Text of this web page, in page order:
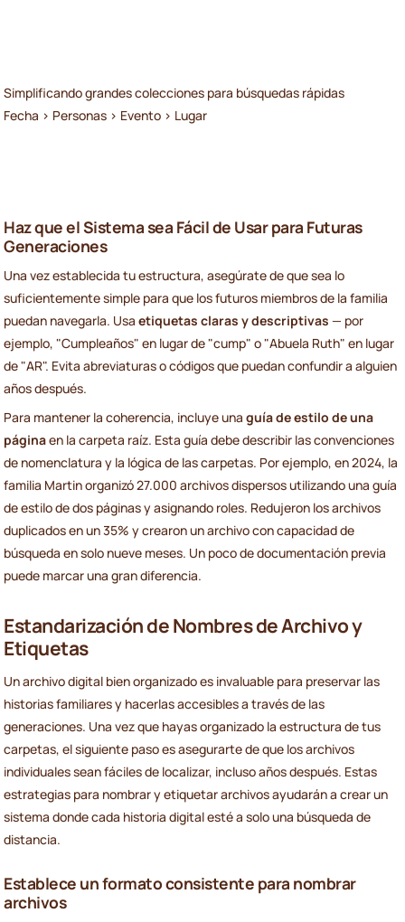
Simplificando grandes colecciones para búsquedas rápidas
Fecha > Personas > Evento > Lugar
Haz que el Sistema sea Fácil de Usar para Futuras
Generaciones
Una vez establecida tu estructura, asegúrate de que sea lo
suficientemente simple para que los futuros miembros de la familia
puedan navegarla. Usa etiquetas claras y descriptivas — por
ejemplo, "Cumpleaños" en lugar de "cump" o "Abuela Ruth" en lugar
de "AR". Evita abreviaturas o códigos que puedan confundir a alguien
años después.
Para mantener la coherencia, incluye una guía de estilo de una
páginaen la carpeta raíz. Esta guía debe describir las convenciones
de nomenclatura y la lógica de las carpetas. Por ejemplo, en 2024, la
familia Martin organizó 27.000 archivos dispersos utilizando una guía
de estilo de dos páginas y asignando roles. Redujeron los archivos
duplicados en un 35% y crearon un archivo con capacidad de
búsqueda en solo nueve meses. Un poco de documentación previa
puede marcar una gran diferencia.
Estandarización de Nombres de Archivo y
Etiquetas
Un archivo digital bien organizado es invaluable para preservar las
historias familiares y hacerlas accesibles a través de las
generaciones. Una vez que hayas organizado la estructura de tus
carpetas, el siguiente paso es asegurarte de que los archivos
individuales sean fáciles de localizar, incluso años después. Estas
estrategias para nombrar y etiquetar archivos ayudarán a crear un
sistema donde cada historia digital esté a solo una búsqueda de
distancia.
Establece un formato consistente para nombrar
archivos